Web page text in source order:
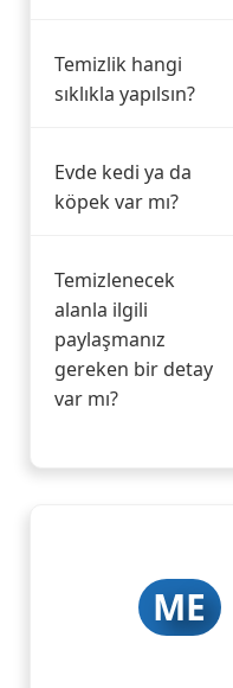
Temizlik hangi
sıklıkla yapılsın?
Evde kedi ya da
köpek var mı?
Temizlenecek
alanla ilgili
paylaşmanız
gereken bir detay
var mı?
ME